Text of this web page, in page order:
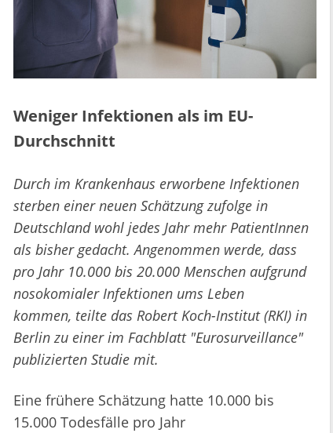
Weniger Infektionen als im EU-
Durchschnitt
Durch im Krankenhaus erworbene Infektionen
sterben einer neuen Schätzung zufolge in
Deutschland wohl jedes Jahr mehr PatientInnen
als bisher gedacht. Angenommen werde, dass
pro Jahr 10.000 bis 20.000 Menschen aufgrund
nosokomialer Infektionen ums Leben
kommen, teilte das Robert Koch-Institut (RKI) in
Berlin zu einer im Fachblatt "Eurosurveillance"
publizierten Studie mit.
Eine frühere Schätzung hatte 10.000 bis
15.000 Todesfälle pro Jahr